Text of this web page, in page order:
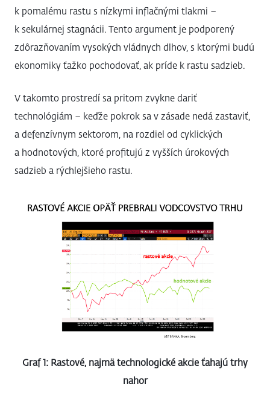
k pomalému rastu s nízkymi inflačnými tlakmi –
k sekulárnej stagnácii. Tento argument je podporený
zdôrazňovaním vysokých vládnych dlhov, s ktorými budú
ekonomiky ťažko pochodovať, ak príde k rastu sadzieb.
V takomto prostredí sa pritom zvykne dariť
technológiám – keďže pokrok sa v zásade nedá zastaviť,
a defenzívnym sektorom, na rozdiel od cyklických
a hodnotových, ktoré profitujú z vyšších úrokových
sadzieb a rýchlejšieho rastu.
Graf 1: Rastové, najmä technologické akcie ťahajú trhy
nahor